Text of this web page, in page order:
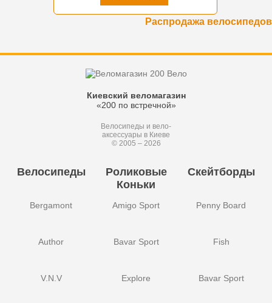
Распродажа велосипедов
Киевский веломагазин
«200 по встречной»
Велосипеды и вело-
аксессуары в Киеве
© 2005 – 2026
Велосипеды
Bergamont
Author
V.N.V
Роликовые
Коньки
Amigo Sport
Bavar Sport
Explore
Скейтборды
Penny Board
Fish
Bavar Sport